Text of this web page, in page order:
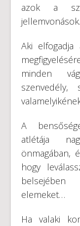
azok a
Aki
minden
A
atlétája
önmagában,
hogy
belsejében
elemeket…
Ha valaki